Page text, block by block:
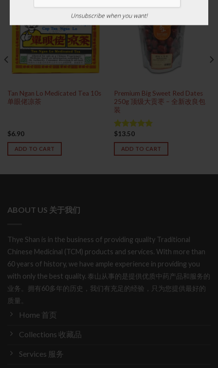
Tan Ngan Lo Medicated Tea 10s
单眼佬凉茶
$6.90
ADD TO CART
Premium Big Sweet Red Dates
250g 顶级大贡枣 – 全新改良包
装
Rated
out of 5
$13.50
ADD TO CART
ABOUT US 关于我们
Thye Shan is in the business of providing quality Traditional
Chinese Medicinal (TCM) products and services. With more than
60 years of history, we have ample experience in providing you
with only the best quality. 泰山从事的是提供优质中药产品和服务的
业务。拥有60多年的历史，我们有充足的经验，只为您提供最好的
质量。
Home 首页
Collections 收藏品
Services 服务
Unsubscribe when you want!